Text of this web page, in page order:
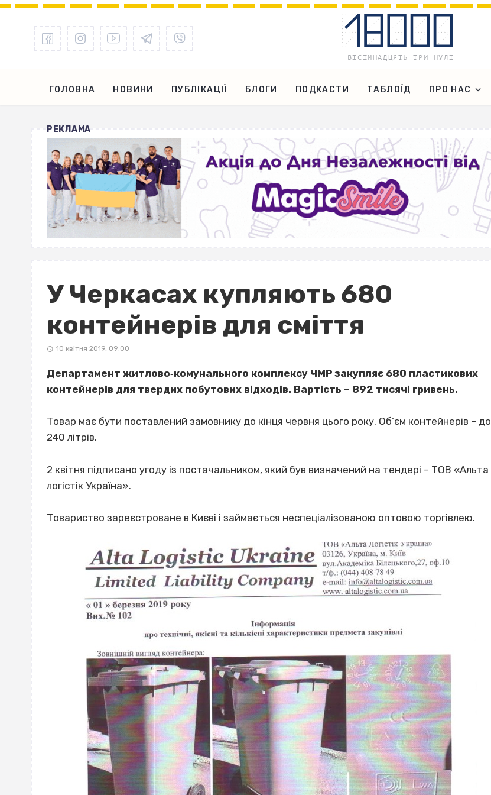
ГОЛОВНА НОВИНИ ПУБЛІКАЦІЇ БЛОГИ ПОДКАСТИ ТАБЛОЇД ПРО НАС
РЕКЛАМА
У Черкасах купляють 680
контейнерів для сміття
10 квітня 2019, 09:00
Департамент житлово‐комунального комплексу ЧМР закупляє 680 пластикових
контейнерів для твердих побутових відходів. Вартість – 892 тисячі гривень.
Товар має бути поставлений замовнику до кінця червня цього року. Об’єм контейнерів – до
240 літрів.
2 квітня підписано угоду із постачальником, який був визначений на тендері – ТОВ «Альта
логістік Україна».
Товариство зареєстроване в Києві і займається неспеціалізованою оптовою торгівлею.